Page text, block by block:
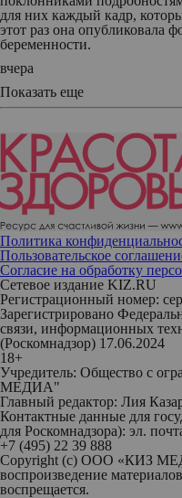
для них каждый кадр,
этот раз она опубликовала
беременности.
вчера
Показать еще
Политика
Пользовательское
Согласие на обработку
Сетевое издание KIZ.RU
Регистрационный номер:
Зарегистрировано
связи, информационных
(Роскомнадзор) 17.06.2024
18+
Учредитель: Общество с
МЕДИА"
Главный редактор: Лия
Контактные данные для
для Роскомнадзора): эл.
+7 (495) 22 39 888
Copyright (с) ООО «КИЗ
воспроизведение
воспрещается.